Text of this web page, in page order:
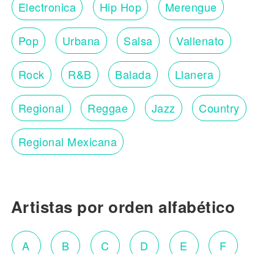
Electronica Hip Hop Merengue
Pop Urbana Salsa Vallenato
Rock R&B Balada Llanera
Regional Reggae Jazz Country
Regional Mexicana
Artistas por orden alfabético
A B C D E F